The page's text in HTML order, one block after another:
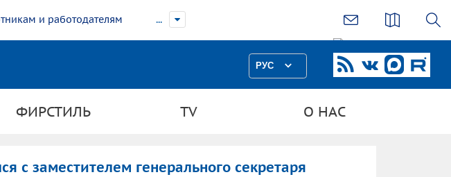
и работодателям ...
РУС
ФИРСТИЛЬ TV О НАС
с заместителем генерального секретаря